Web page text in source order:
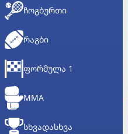
ᲩᲝᲒᲑᲣᲠᲗᲘ
ᲠᲐᲒᲑᲘ
ᲤᲝᲠᲛᲣᲚᲐ 1
MMA
ᲡᲮᲕᲐᲓᲐᲡᲮᲕᲐ